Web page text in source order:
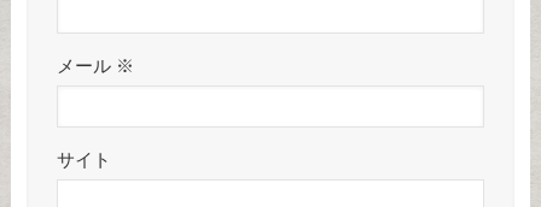
メール ※
サイト